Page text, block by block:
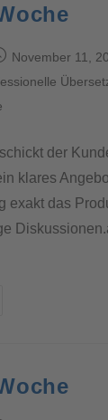
November 11,
der
klares
exakt das